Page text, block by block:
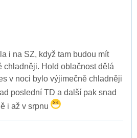
i na SZ, když tam budou mít
chladněji. Hold oblačnost dělá
v noci bylo výjimečně chladněji
poslední TD a další pak snad
i až v srpnu